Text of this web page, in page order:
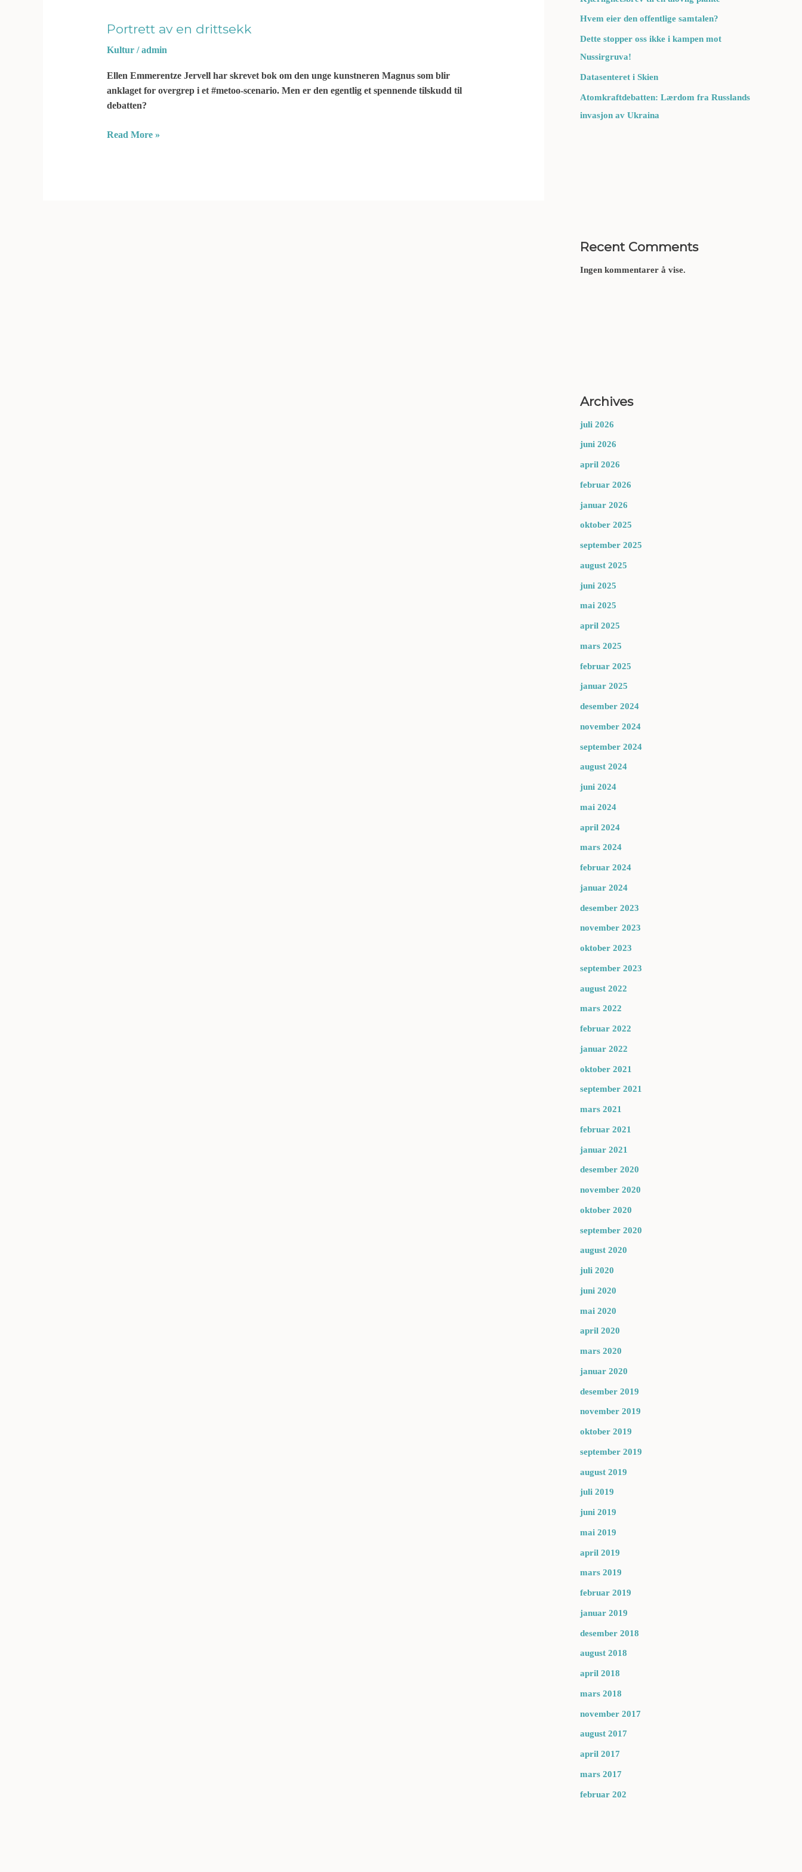
Portrett av en drittsekk
Kultur/admin
Ellen Emmerentze Jervell har skrevet bok om den unge kunstneren Magnus som blir
anklaget for overgrep i et #metoo-scenario. Men er den egentlig et spennende tilskudd til
debatten?
drittsekk
Read More »
Hvem eier den offentlige samtalen?
Dette stopper oss ikke i kampen mot
Nussirgruva!
Datasenteret i Skien
Atomkraftdebatten: Lærdom fra Russlands
invasjon av Ukraina
Recent Comments
Ingen kommentarer å vise.
Archives
juli 2026
juni 2026
april 2026
februar 2026
januar 2026
oktober 2025
september 2025
august 2025
juni 2025
mai 2025
april 2025
mars 2025
februar 2025
januar 2025
desember 2024
november 2024
september 2024
august 2024
juni 2024
mai 2024
april 2024
mars 2024
februar 2024
januar 2024
desember 2023
november 2023
oktober 2023
september 2023
august 2022
mars 2022
februar 2022
januar 2022
oktober 2021
september 2021
mars 2021
februar 2021
januar 2021
desember 2020
november 2020
oktober 2020
september 2020
august 2020
juli 2020
juni 2020
mai 2020
april 2020
mars 2020
januar 2020
desember 2019
november 2019
oktober 2019
september 2019
august 2019
juli 2019
juni 2019
mai 2019
april 2019
mars 2019
februar 2019
januar 2019
desember 2018
august 2018
april 2018
mars 2018
november 2017
august 2017
april 2017
mars 2017
februar 202